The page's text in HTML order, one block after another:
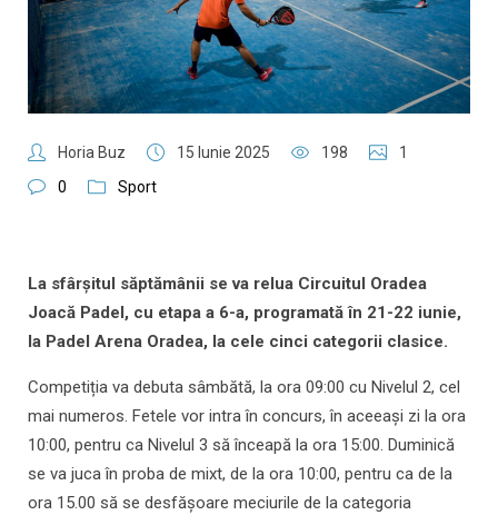
Horia Buz 15 Iunie 2025 198
1
0
Sport
La sfârşitul săptămânii se va relua Circuitul Oradea
Joacă Padel, cu etapa a 6-a, programată în 21-22 iunie,
la Padel Arena Oradea, la cele cinci categorii clasice.
Competiția va debuta sâmbătă, la ora 09:00 cu Nivelul 2, cel
mai numeros. Fetele vor intra în concurs, în aceeași zi la ora
10:00, pentru ca Nivelul 3 să înceapă la ora 15:00. Duminică
se va juca în proba de mixt, de la ora 10:00, pentru ca de la
ora 15.00 să se desfăşoare meciurile de la categoria